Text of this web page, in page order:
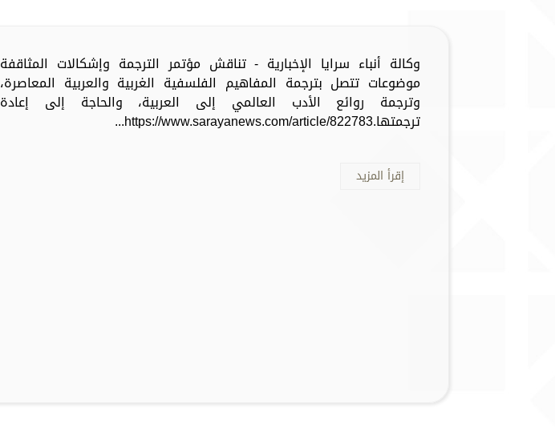
وكالة أنباء سرايا الإخبارية - تناقش مؤتمر الترجمة وإشكالات المثاقفة
موضوعات تتصل بترجمة المفاهيم الفلسفية الغربية والعربية المعاصرة،
وترجمة روائع الأدب العالمي إلى العربية، والحاجة إلى إعادة
ترجمتها.https://www.sarayanews.com/article/822783...
إقرأ المزيد